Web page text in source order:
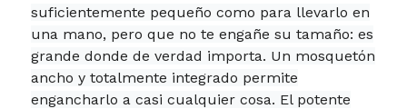
suficientemente pequeño como para llevarlo en
una mano, pero que no te engañe su tamaño: es
grande donde de verdad importa. Un mosquetón
ancho y totalmente integrado permite
engancharlo a casi cualquier cosa. El potente